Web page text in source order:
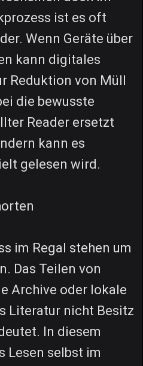
ist es oft
Wenn Geräte über
kann digitales
Reduktion von Müll
die bewusste
Reader ersetzt
kann es
gelesen wird.
im Regal stehen um
Das Teilen von
Archive oder lokale
Literatur nicht Besitz
In diesem
Lesen selbst im